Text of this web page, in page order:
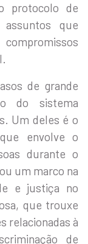
protocolo de
que
de grande
do sistema
Um deles é o
envolve o
durante o
um marco na
e justiça no
que trouxe
relacionadas à
de